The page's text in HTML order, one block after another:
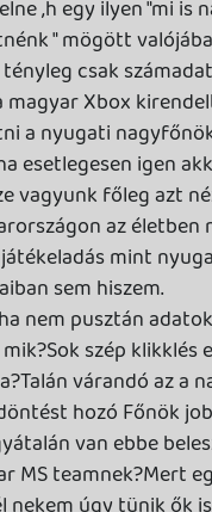
2008.10.24 12:25:17 #0lfkf
ma még nem is ittam
egyet...
12:18:19
12:22:16 #0lfke
a pénztárcájukkal törődnek,
az kell hogy a játékosokkal
Egyébként meg az interjúból
az jött le hogy a Vígh Attilát
a dolog, hogy legyen
itthon is, és nem csak havi
valamit.
11:58:57